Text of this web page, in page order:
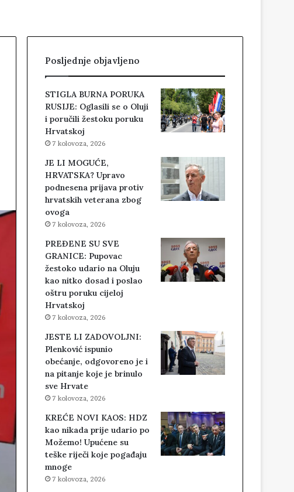
Posljednje objavljeno
STIGLA BURNA PORUKA
RUSIJE: Oglasili se o Oluji
i poručili žestoku poruku
Hrvatskoj
7 kolovoza, 2026
JE LI MOGUĆE,
HRVATSKA? Upravo
podnesena prijava protiv
hrvatskih veterana zbog
ovoga
7 kolovoza, 2026
PREĐENE SU SVE
GRANICE: Pupovac
žestoko udario na Oluju
kao nitko dosad i poslao
oštru poruku cijeloj
Hrvatskoj
7 kolovoza, 2026
JESTE LI ZADOVOLJNI:
Plenković ispunio
obećanje, odgovoreno je i
na pitanje koje je brinulo
sve Hrvate
7 kolovoza, 2026
KREĆE NOVI KAOS: HDZ
kao nikada prije udario po
Možemo! Upućene su
teške riječi koje pogađaju
mnoge
7 kolovoza, 2026